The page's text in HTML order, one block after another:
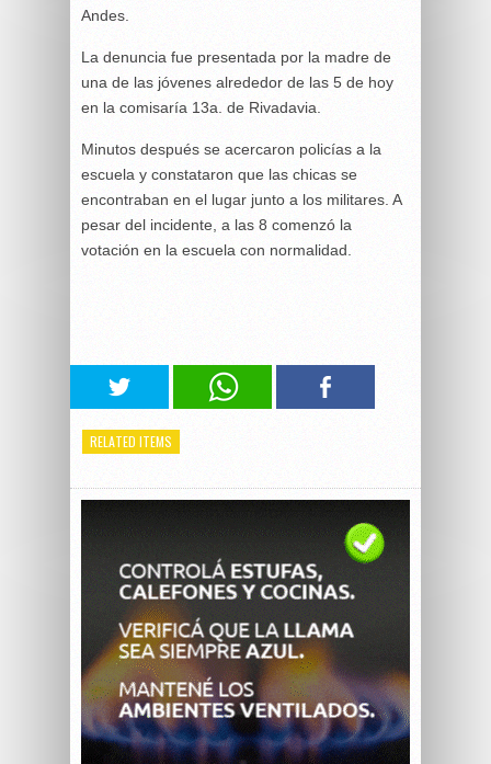
Andes.
La denuncia fue presentada por la madre de
una de las jóvenes alrededor de las 5 de hoy
en la comisaría 13a. de Rivadavia.
Minutos después se acercaron policías a la
escuela y constataron que las chicas se
encontraban en el lugar junto a los militares. A
pesar del incidente, a las 8 comenzó la
votación en la escuela con normalidad.
RELATED ITEMS